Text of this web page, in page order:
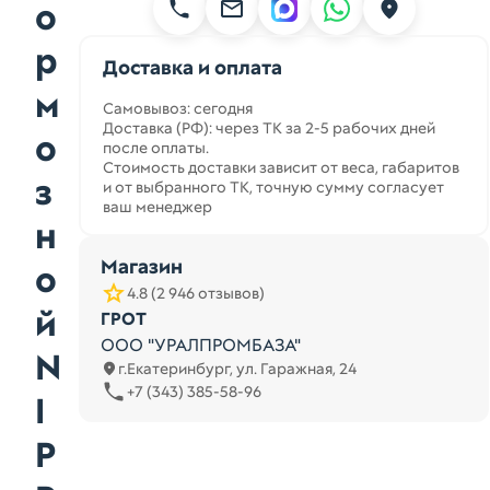
о
р
м
о
з
н
о
й
N
I
P
Доставка и оплата
Самовывоз: сегодня
Доставка (РФ): через ТК за 2-5 рабочих дней
после оплаты.
Стоимость доставки зависит от веса, габаритов
и от выбранного ТК, точную сумму согласует
ваш менеджер
Магазин
4.8 (2 946 отзывов)
ГРОТ
ООО "УРАЛПРОМБАЗА"
г.Екатеринбург, ул. Гаражная, 24
+7 (343) 385-58-96